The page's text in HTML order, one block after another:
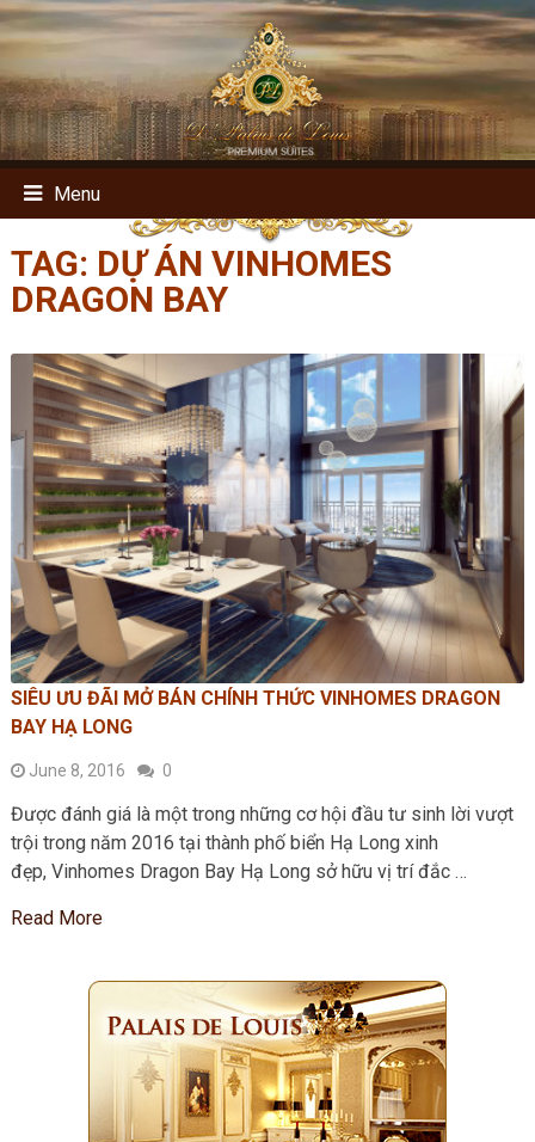
Menu
TAG: DỰ ÁN VINHOMES
DRAGON BAY
SIÊU ƯU ĐÃI MỞ BÁN CHÍNH THỨC VINHOMES DRAGON
BAY HẠ LONG
June 8, 2016 0
Được đánh giá là một trong những cơ hội đầu tư sinh lời vượt
trội trong năm 2016 tại thành phố biển Hạ Long xinh
đẹp, Vinhomes Dragon Bay Hạ Long sở hữu vị trí đắc …
Read More